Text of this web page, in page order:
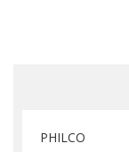
PHILCO